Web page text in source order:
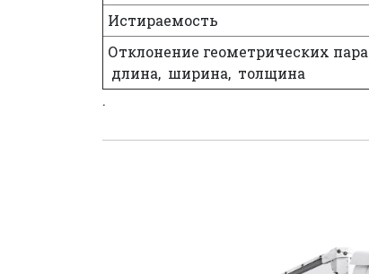
Истираемость
Отклонение геометрических
длина, ширина, толщина
.